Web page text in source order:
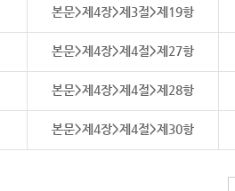
본문>제4장>제3절>제19항
본문>제4장>제4절>제27항
본문>제4장>제4절>제28항
본문>제4장>제4절>제30항